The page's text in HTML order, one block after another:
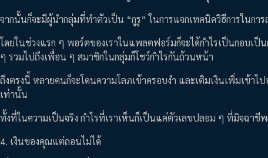
จากนั้นก็จะมีผู้นำกลุ่มที่ทำตัวเป็น “กูรู” ในการแจกเทคนิควิธีการในก
โดยในช่วงแรก ๆ พอร์ตของเราในแพลตฟอร์มก็จะได้กำไรเป็นกอบเ
ๆ รวมไปถึงเพื่อน ๆ สมาชิกในกลุ่มก็โชว์กำไรกันถ้วนหน้า
ถึงตรงนี้ หลายคนก็จะโดนความโลภเข้าครอบงำ และเติมเงินเพิ่มเข้า
เท่านั้น
ทั้งที่ในความเป็นจริง กำไรที่เราเห็นก็เป็นแค่ตัวเลขปลอม ๆ ที่มิจฉา
4. เงินของคุณแต่ถอนไม่ได้